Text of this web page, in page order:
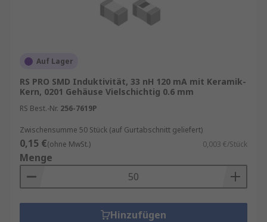
Auf Lager
RS PRO SMD Induktivität, 33 nH 120 mA mit Keramik-
Kern, 0201 Gehäuse Vielschichtig 0.6 mm
RS Best.-Nr. 256-7619P
Zwischensumme 50 Stück (auf Gurtabschnitt geliefert)
0,15 €(ohne MwSt.) 0,003 €/Stück
Menge
Hinzufügen